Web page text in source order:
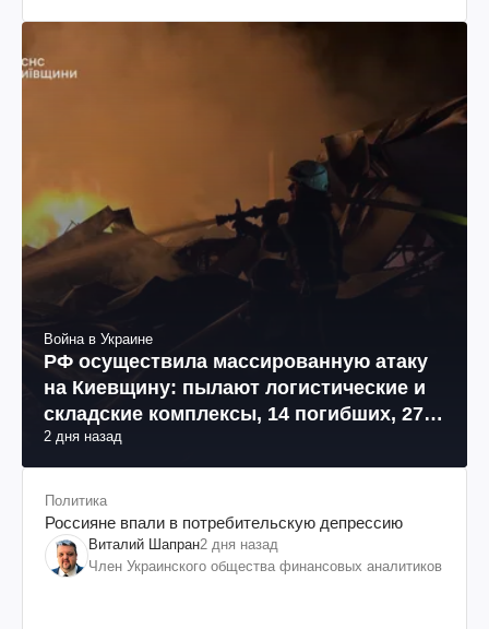
Война в Украине
РФ осуществила массированную атаку
на Киевщину: пылают логистические и
складские комплексы, 14 погибших, 27
раненых (фото, видео)
2 дня назад
Политика
Россияне впали в потребительскую депрессию
Виталий Шапран2 дня назад
Член Украинского общества финансовых аналитиков